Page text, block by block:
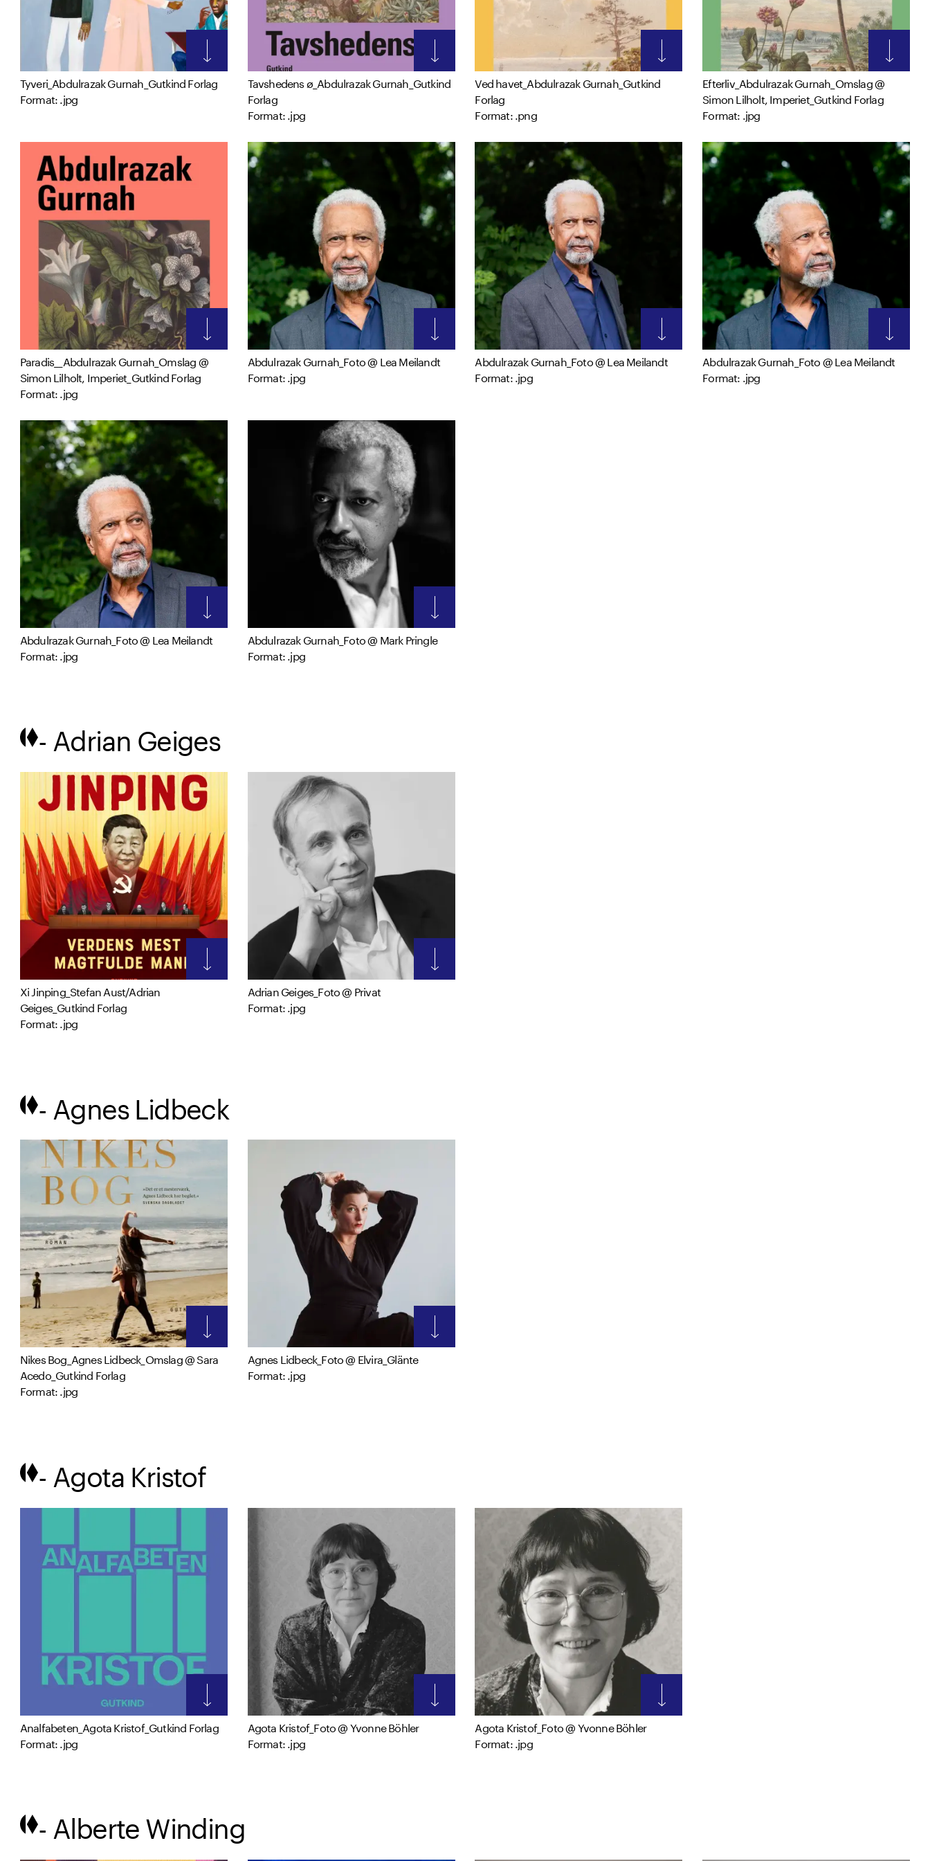
Tyveri_Abdulrazak Gurnah_Gutkind Forlag
Format: .jpg
Tavshedens ø_Abdulrazak Gurnah_Gutkind
Forlag
Format: .jpg
Ved havet_Abdulrazak Gurnah_Gutkind
Forlag
Format: .png
Efterliv_Abdulrazak Gurnah_Omslag @
Simon Lilholt, Imperiet_Gutkind Forlag
Format: .jpg
Paradis__Abdulrazak Gurnah_Omslag @
Simon Lilholt, Imperiet_Gutkind Forlag
Format: .jpg
Abdulrazak Gurnah_Foto @ Lea Meilandt
Format: .jpg
Abdulrazak Gurnah_Foto @ Lea Meilandt
Format: .jpg
Abdulrazak Gurnah_Foto @ Lea Meilandt
Format: .jpg
Abdulrazak Gurnah_Foto @ Lea Meilandt
Format: .jpg
Abdulrazak Gurnah_Foto @ Mark Pringle
Format: .jpg
- Adrian Geiges
Xi Jinping_Stefan Aust/Adrian
Geiges_Gutkind Forlag
Format: .jpg
Adrian Geiges_Foto @ Privat
Format: .jpg
- Agnes Lidbeck
Nikes Bog_Agnes Lidbeck_Omslag @ Sara
Acedo_Gutkind Forlag
Format: .jpg
Agnes Lidbeck_Foto @ Elvira_Glänte
Format: .jpg
- Agota Kristof
Analfabeten_Agota Kristof_Gutkind Forlag
Format: .jpg
Agota Kristof_Foto @ Yvonne Böhler
Format: .jpg
Agota Kristof_Foto @ Yvonne Böhler
Format: .jpg
- Alberte Winding